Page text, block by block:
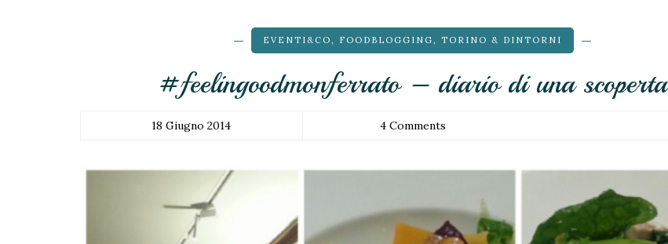
EVENTI&CO, FOODBLOGGING,TORINO & DINTORNI
#feelingoodmonferrato – diario di una scoperta
18 Giugno 2014 4 Comments